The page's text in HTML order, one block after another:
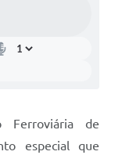
de
especial que